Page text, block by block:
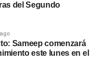
del Segundo
Sameep comenzará
este lunes en el